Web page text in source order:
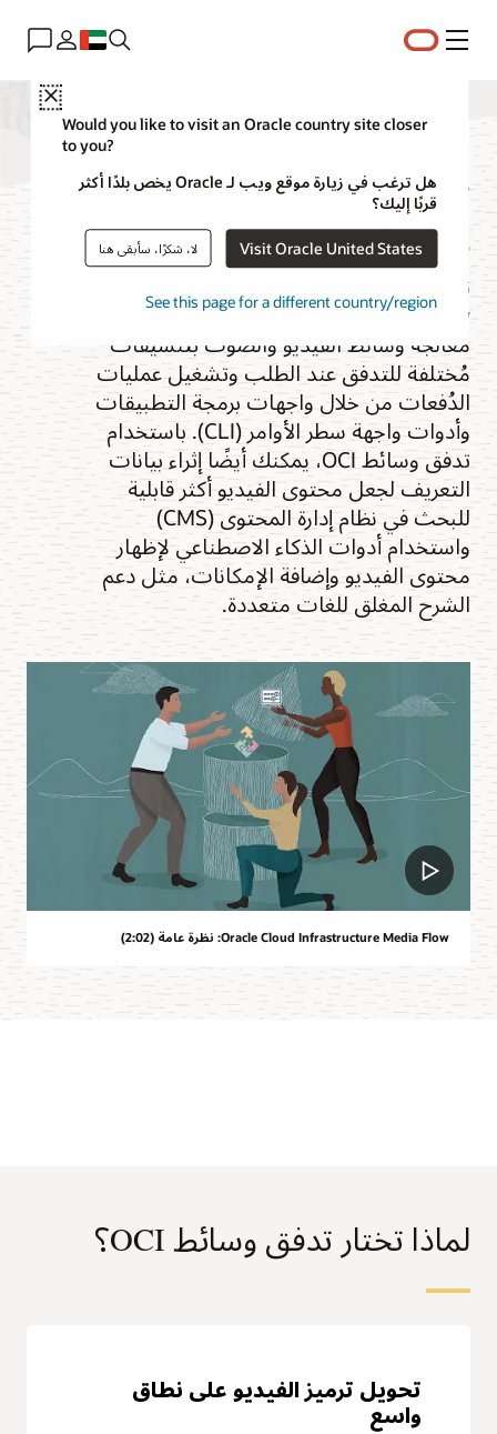
القائمة
Close
Would you like to visit an Oracle country site closer
to you?
هل ترغب في زيارة موقع ويب لـ Oracle يخص بلدًا أكثر
قربًا إليك؟
Visit Oracle United States لا، شكرًا، سأبقى هنا
See this page for a different country/region
تدفق الوسائط
Media Flow خدمة تمكن المطورين من
معالجة وسائط الفيديو والصوت بتنسيقات
مُختلفة للتدفق عند الطلب وتشغيل عمليات
الدُفعات من خلال واجهات برمجة التطبيقات
وأدوات واجهة سطر الأوامر (CLI). باستخدام
تدفق وسائط OCI، يمكنك أيضًا إثراء بيانات
التعريف لجعل محتوى الفيديو أكثر قابلية
للبحث في نظام إدارة المحتوى (CMS)
واستخدام أدوات الذكاء الاصطناعي لإظهار
محتوى الفيديو وإضافة الإمكانات، مثل دعم
الشرح المغلق للغات متعددة.
Oracle Cloud Infrastructure Media Flow: نظرة عامة (2:02)
لماذا تختار تدفق وسائط OCI؟
تحويل ترميز الفيديو على نطاق
واسع